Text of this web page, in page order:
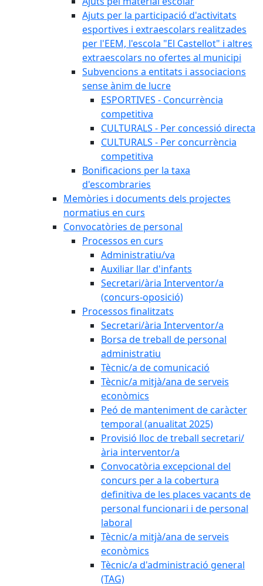
Ajuts per la participació d'activitats
esportives i extraescolars realitzades
per l'EEM, l'escola "El Castellot" i altres
extraescolars no ofertes al municipi
Subvencions a entitats i associacions
sense ànim de lucre
ESPORTIVES - Concurrència
competitiva
CULTURALS - Per concessió directa
CULTURALS - Per concurrència
competitiva
Bonificacions per la taxa
d'escombraries
Memòries i documents dels projectes
normatius en curs
Convocatòries de personal
Processos en curs
Administratiu/va
Auxiliar llar d'infants
Secretari/ària Interventor/a
(concurs-oposició)
Processos finalitzats
Secretari/ària Interventor/a
Borsa de treball de personal
administratiu
Tècnic/a de comunicació
Tècnic/a mitjà/ana de serveis
econòmics
Peó de manteniment de caràcter
temporal (anualitat 2025)
Provisió lloc de treball secretari/
ària interventor/a
Convocatòria excepcional del
concurs per a la cobertura
definitiva de les places vacants de
personal funcionari i de personal
laboral
Tècnic/a mitjà/ana de serveis
econòmics
Tècnic/a d'administració general
(TAG)